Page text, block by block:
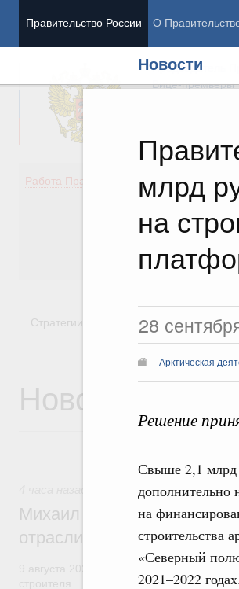
Правительство России О
Новости
млрд
на
28
Арктическая
Решение
Свыше 2,1 млрд
дополнительно
на
строительства
«Северный
2021–2022
Председатель
Вице-премьеры
Работа Правительства
Стратегии Государственные
Новости
Регулирование в сфере
Михаил Мишустин
отрасли с
9 августа 2026 года отмечается